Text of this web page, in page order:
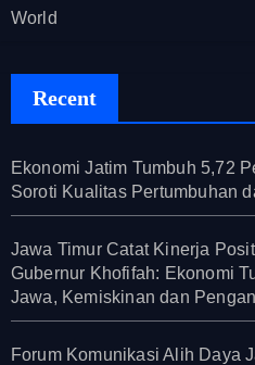
World
Recent
Ekonomi Jatim Tumbuh 5,72
Soroti Kualitas Pertumbuhan
Jawa Timur Catat Kinerja
Gubernur Khofifah: Ekonomi
Jawa, Kemiskinan dan
Forum Komunikasi Alih Daya